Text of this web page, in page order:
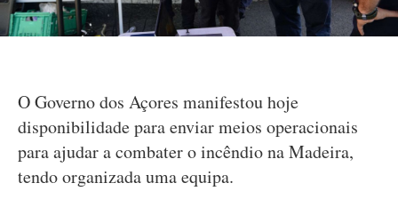
O Governo dos Açores manifestou hoje
disponibilidade para enviar meios operacionais
para ajudar a combater o incêndio na Madeira,
tendo organizada uma equipa.